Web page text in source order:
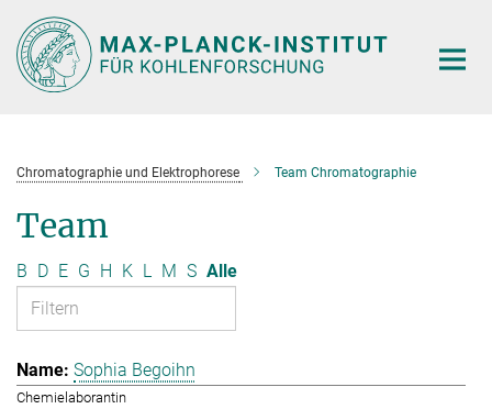
Hauptinhalt
Chromatographie und Elektrophorese Team Chromatographie
Team
B D E G H K L M S Alle
Sophia Begoihn
Chemielaborantin